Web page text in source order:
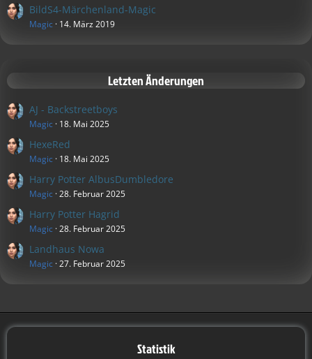
BildS4-Märchenland-Magic
Magic 14. März 2019
Letzten Änderungen
AJ - Backstreetboys
Magic 18. Mai 2025
HexeRed
Magic 18. Mai 2025
Harry Potter AlbusDumbledore
Magic 28. Februar 2025
Harry Potter Hagrid
Magic 28. Februar 2025
Landhaus Nowa
Magic 27. Februar 2025
Statistik